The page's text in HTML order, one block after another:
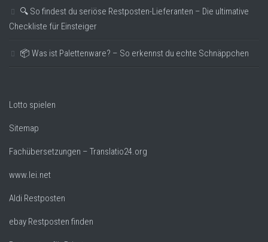
🔍 So findest du seriöse Restposten-Lieferanten – Die ultimative
Checkliste für Einsteiger
📦 Was ist Palettenware? – So erkennst du echte Schnäppchen
Lotto spielen
Sitemap
Fachübersetzungen – Translatio24.org
www.lei.net
Aldi Restposten
ebay Restposten finden